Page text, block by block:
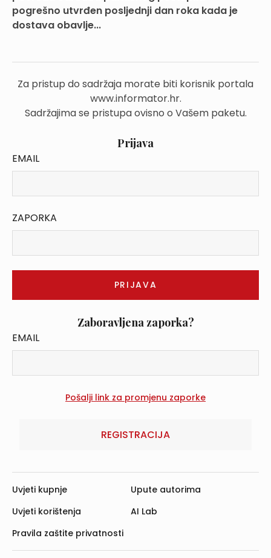
pogrešno utvrđen posljednji dan roka kada je
dostava obavlje...
Za pristup do sadržaja morate biti korisnik portala
www.informator.hr.
Sadržajima se pristupa ovisno o Vašem paketu.
Prijava
EMAIL
ZAPORKA
Zaboravljena zaporka?
EMAIL
REGISTRACIJA
Uvjeti kupnje
Uvjeti korištenja
Pravila zaštite privatnosti
Upute autorima
AI Lab